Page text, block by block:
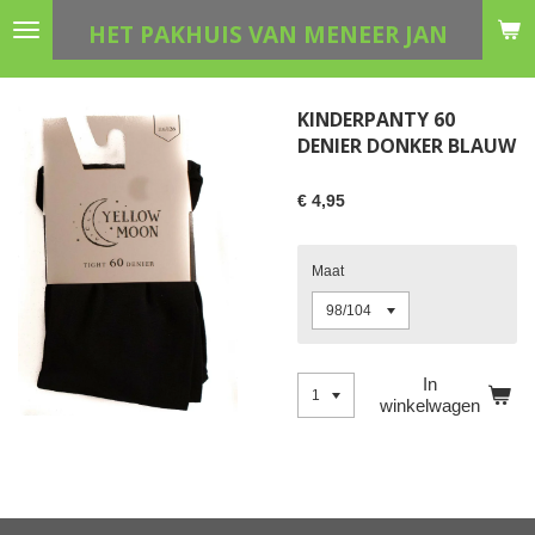
Ga
hoofdinhoud
HET PAKHUIS VAN MENEER JAN
KINDERPANTY 60
DENIER DONKER BLAUW
€ 4,95
Maat
In
winkelwagen